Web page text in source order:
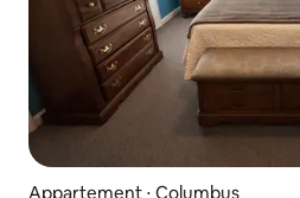
Appartement ⋅ Columbus